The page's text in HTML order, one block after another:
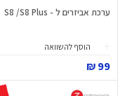
ערכת אביזרים ל - S8 /S8 Plus
הוסף להשוואה
99 ₪